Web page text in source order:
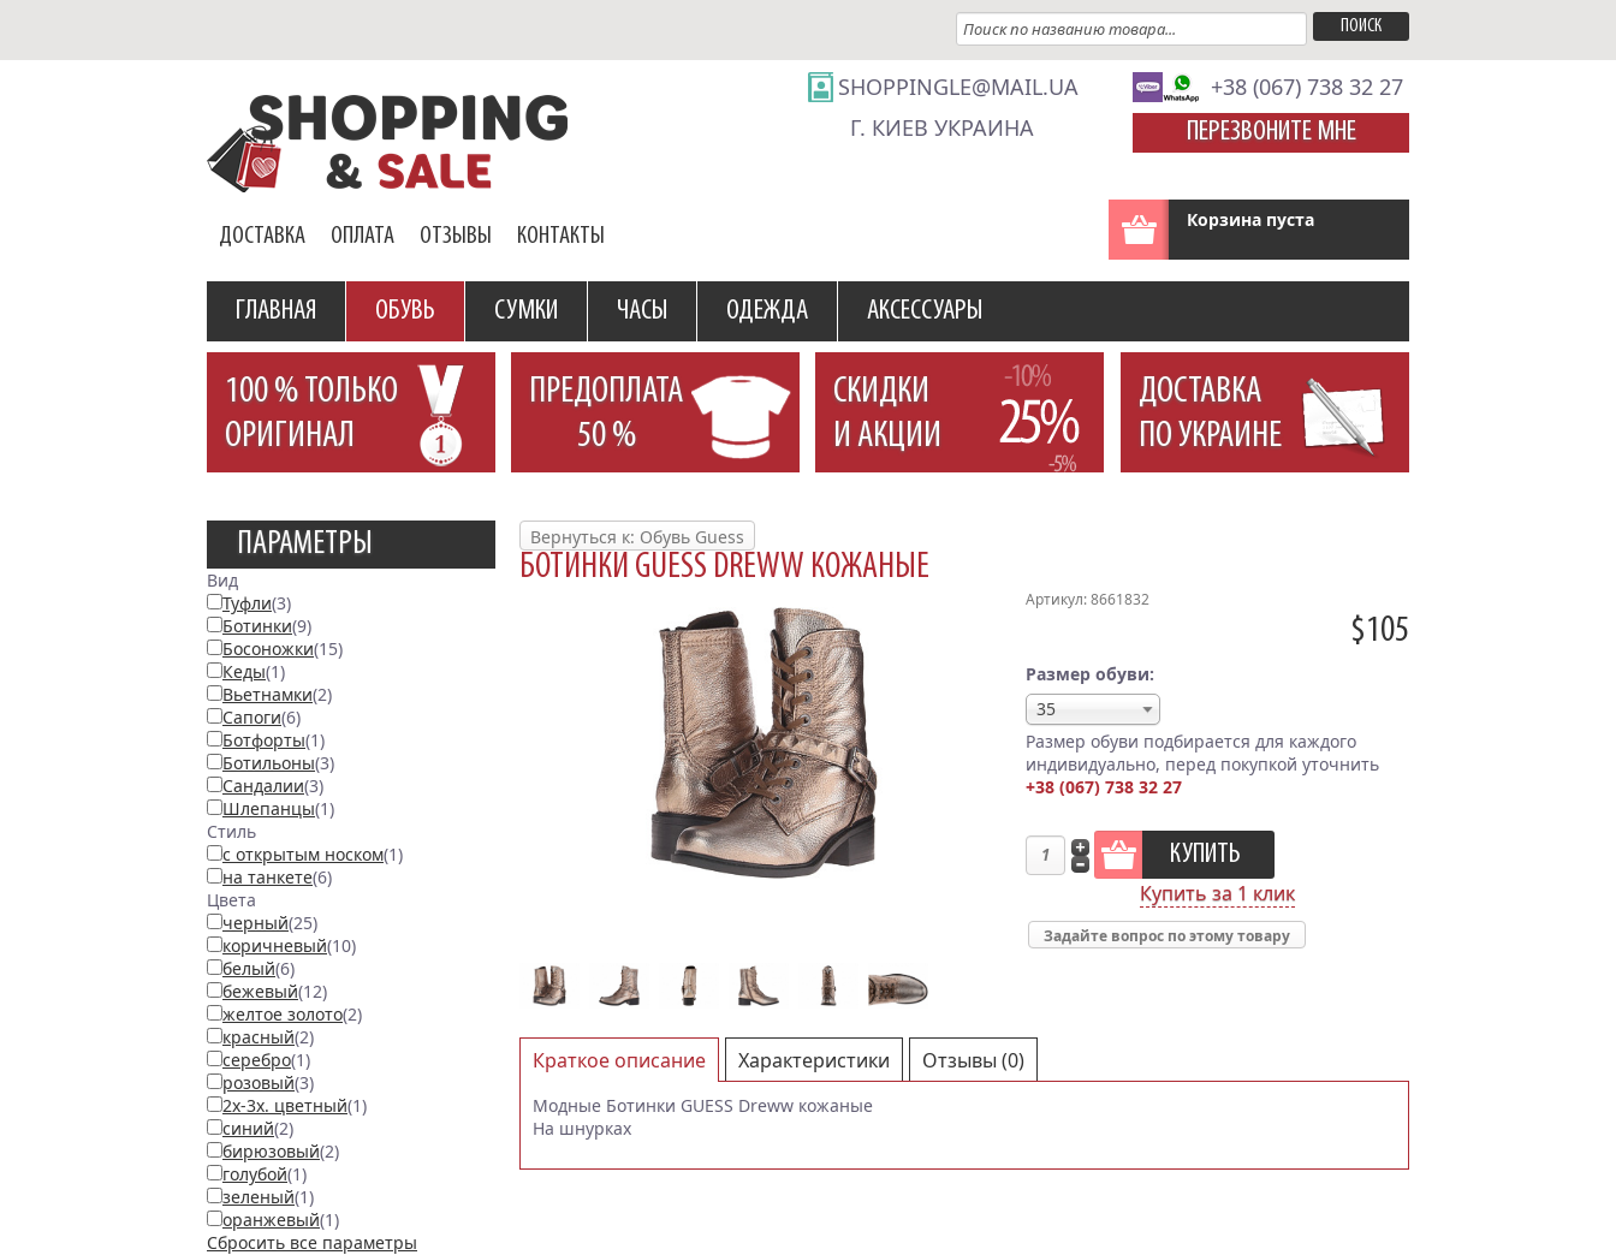
SHOPPINGLE@MAIL.UA
Г. КИЕВ УКРАИНА
+38 (067) 738 32 27
ПЕРЕЗВОНИТЕ МНЕ
Корзина пуста
ДОСТАВКА ОПЛАТА ОТЗЫВЫ КОНТАКТЫ
ГЛАВНАЯ ОБУВЬ СУМКИ ЧАСЫ ОДЕЖДА АКСЕССУАРЫ
100 % ТОЛЬКО
ОРИГИНАЛ
ПРЕДОПЛАТА
50 %
СКИДКИ
И АКЦИИ
ДОСТАВКА
ПО УКРАИНЕ
ПАРАМЕТРЫ
Вид
Туфли(3)
Ботинки(9)
Босоножки(15)
Кеды(1)
Вьетнамки(2)
Сапоги(6)
Ботфорты(1)
Ботильоны(3)
Сандалии(3)
Шлепанцы(1)
Стиль
с открытым носком(1)
на танкете(6)
Цвета
черный(25)
коричневый(10)
белый(6)
бежевый(12)
желтое золото(2)
красный(2)
серебро(1)
розовый(3)
2х-3х. цветный(1)
синий(2)
бирюзовый(2)
голубой(1)
зеленый(1)
оранжевый(1)
Сбросить все параметры
Вернуться к: Обувь Guess
БОТИНКИ GUESS DREWW КОЖАНЫЕ
Артикул: 8661832
$105
Размер обуви:
35
Размер обуви подбирается для каждого
индивидуально, перед покупкой уточнить
+38 (067) 738 32 27
Купить за 1 клик
Задайте вопрос по этому товару
Краткое описание
Модные Ботинки GUESS Dreww кожаные
На шнурках
Характеристики Отзывы (0)